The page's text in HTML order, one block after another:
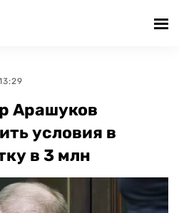
Арашуков
условия в
в 3 млн